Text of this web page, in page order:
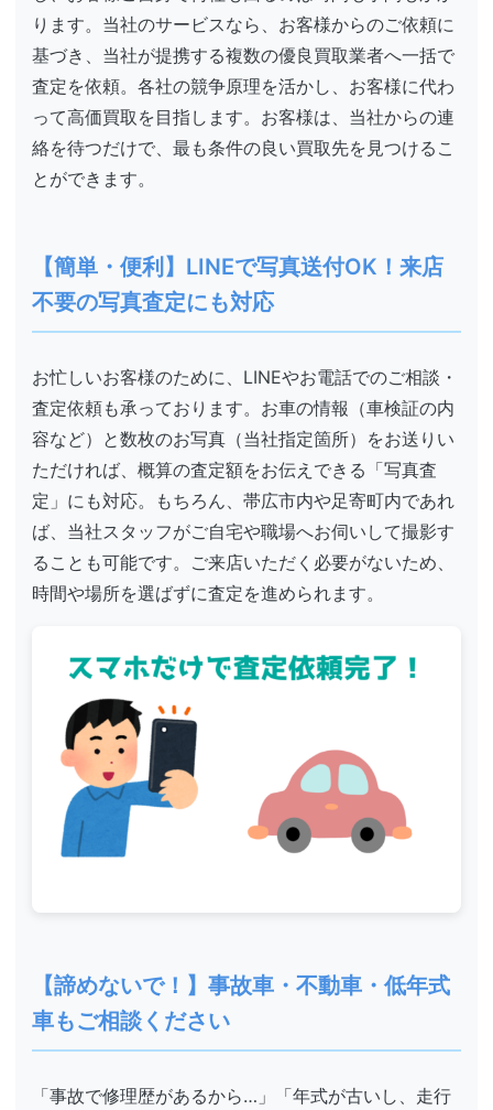
ります。当社のサービスなら、お客様からのご依頼に
基づき、当社が提携する複数の優良買取業者へ一括で
査定を依頼。各社の競争原理を活かし、お客様に代わ
って高価買取を目指します。お客様は、当社からの連
絡を待つだけで、最も条件の良い買取先を見つけるこ
とができます。
【簡単・便利】LINEで写真送付OK！来店
不要の写真査定にも対応
お忙しいお客様のために、LINEやお電話でのご相談・
査定依頼も承っております。お車の情報（車検証の内
容など）と数枚のお写真（当社指定箇所）をお送りい
ただければ、概算の査定額をお伝えできる「写真査
定」にも対応。もちろん、帯広市内や足寄町内であれ
ば、当社スタッフがご自宅や職場へお伺いして撮影す
ることも可能です。ご来店いただく必要がないため、
時間や場所を選ばずに査定を進められます。
【諦めないで！】事故車・不動車・低年式
車もご相談ください
「事故で修理歴があるから…」「年式が古いし、走行